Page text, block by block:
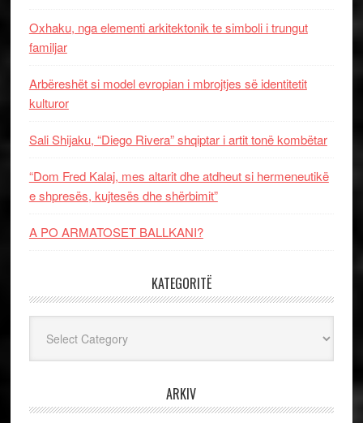
Oxhaku, nga elementi arkitektonik te simboli i trungut
familjar
Arbëreshët si model evropian i mbrojtjes së identitetit
kulturor
Sali Shijaku, “Diego Rivera” shqiptar i artit tonë kombëtar
“Dom Fred Kalaj, mes altarit dhe atdheut si hermeneutikë
e shpresës, kujtesës dhe shërbimit”
A PO ARMATOSET BALLKANI?
KATEGORITË
ARKIV